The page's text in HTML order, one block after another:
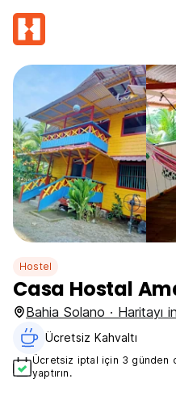
Hostel
Casa Hostal
Bahia Solano · Haritayı
Ücretsiz Kahvaltı‎
Ücretsiz iptal için 3 günden
yaptırın.